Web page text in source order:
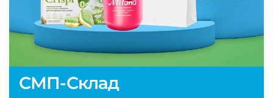
СМП-Склад